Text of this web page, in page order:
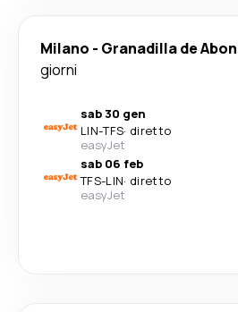
Milano - Granadilla de
giorni
sab 30 gen
LIN-TFS· diretto
easyJet
sab 06 feb
TFS-LIN· diretto
easyJet